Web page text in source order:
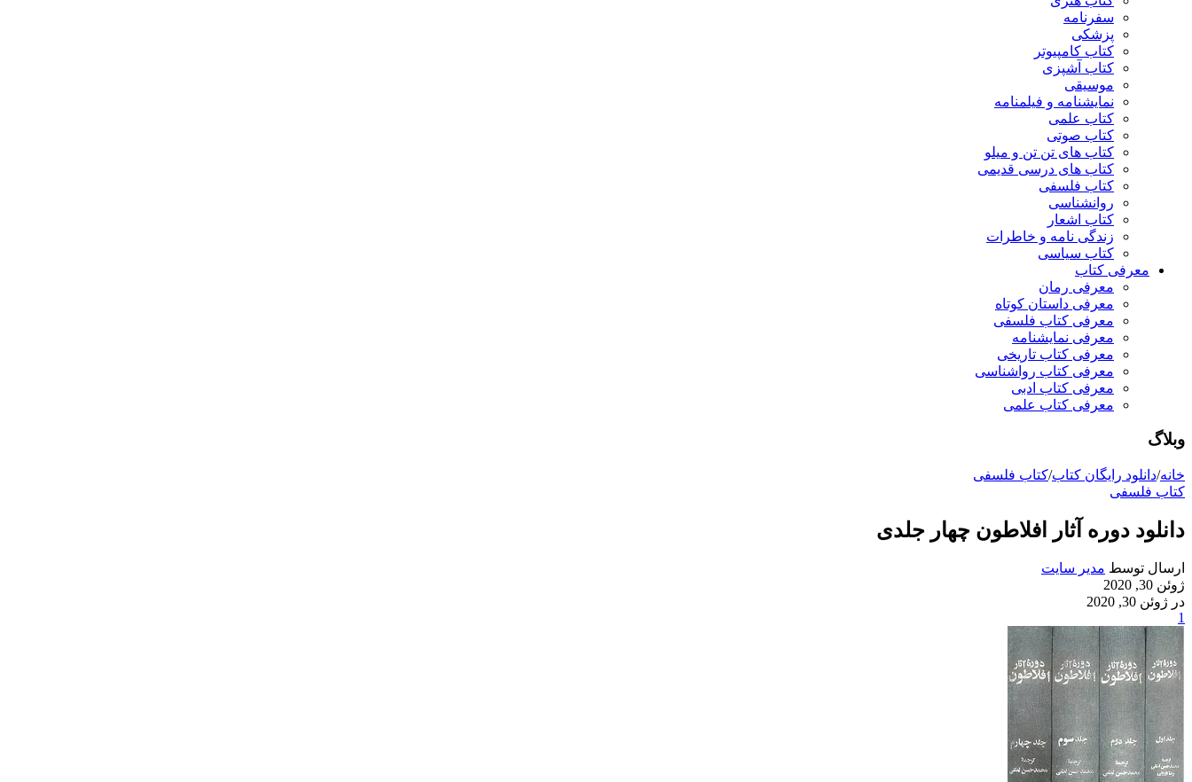
سفرنامه
پزشکی
کتاب کامپیوتر
کتاب آشپزی
موسیقی
نمایشنامه و فیلمنامه
کتاب علمی
کتاب صوتی
کتاب های تن تن و میلو
کتاب های درسی قدیمی
کتاب فلسفی
روانشناسی
کتاب اشعار
زندگی نامه و خاطرات
کتاب سیاسی
معرفی کتاب
معرفی رمان
معرفی داستان کوتاه
معرفی کتاب فلسفی
معرفی نمایشنامه
معرفی کتاب تاریخی
معرفی کتاب رواشناسی
معرفی کتاب ادبی
معرفی کتاب علمی
وبلاگ
خانه/دانلود رایگان کتاب/کتاب فلسفی
کتاب فلسفی
دانلود دوره آثار افلاطون چهار جلدی
ارسال توسط مدیر سایت
ژوئن 30, 2020
در ژوئن 30, 2020
1